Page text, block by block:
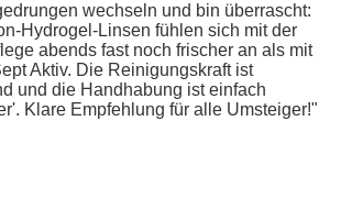
wechseln und bin überrascht:
Hydrogel-Linsen fühlen sich mit der
abends fast noch frischer an als mit
Aktiv. Die Reinigungskraft ist
und die Handhabung ist einfach
Klare Empfehlung für alle Umsteiger!"